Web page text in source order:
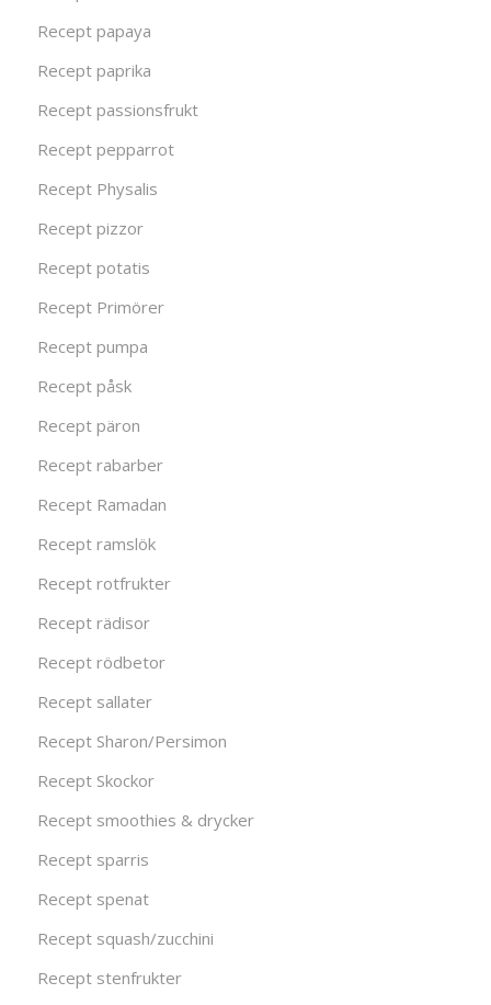
Recept papaya
Recept paprika
Recept passionsfrukt
Recept pepparrot
Recept Physalis
Recept pizzor
Recept potatis
Recept Primörer
Recept pumpa
Recept påsk
Recept päron
Recept rabarber
Recept Ramadan
Recept ramslök
Recept rotfrukter
Recept rädisor
Recept rödbetor
Recept sallater
Recept Sharon/Persimon
Recept Skockor
Recept smoothies & drycker
Recept sparris
Recept spenat
Recept squash/zucchini
Recept stenfrukter